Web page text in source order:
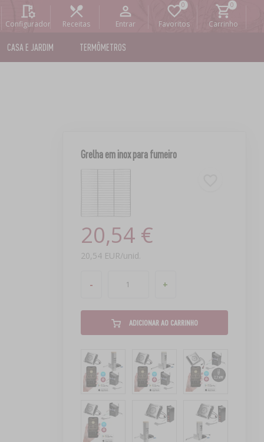
Configurador Receitas Entrar Favoritos Carrinho
CASA E JARDIM TERMÔMETROS
Grelha em inox para fumeiro
20,54 €
20,54 EUR/unid.
- +
ADICIONAR AO CARRINHO